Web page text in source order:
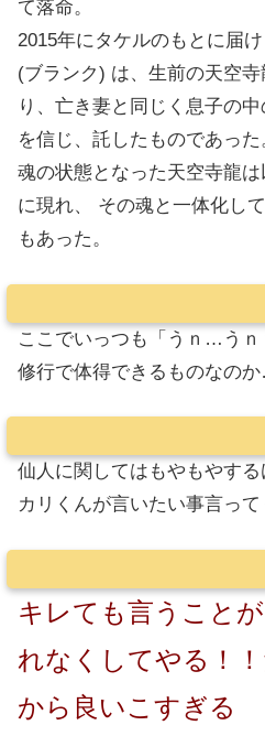
て落命。
2015年にタケルのもとに届
(ブランク) は、生前の天空
り、亡き妻と同じく息子の中
を信じ、託したものであった
魂の状態となった天空寺龍
に現れ、 その魂と一体化し
もあった。
ここでいっつも「うｎ…うｎ
修行で体得できるものなの
仙人に関してはもやもやす
カリくんが言いたい事言っ
キレても言うこと
れなくしてやる！
から良いこすぎる